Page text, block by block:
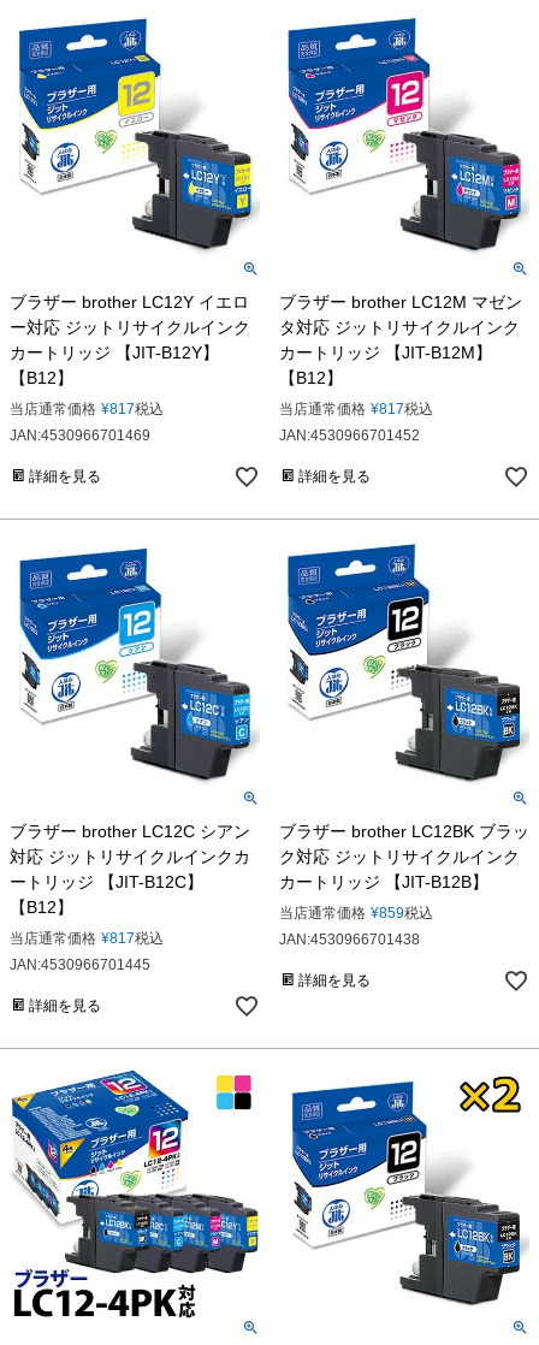
ブラザー brother LC12Y イエロ
ー対応 ジットリサイクルインク
カートリッジ 【JIT-B12Y】
【B12】
当店通常価格 ¥817税込
JAN:4530966701469
詳細を見る
ブラザー brother LC12M マゼン
タ対応 ジットリサイクルインク
カートリッジ 【JIT-B12M】
【B12】
当店通常価格 ¥817税込
JAN:4530966701452
詳細を見る
ブラザー brother LC12C シアン
対応 ジットリサイクルインクカ
ートリッジ 【JIT-B12C】
【B12】
当店通常価格 ¥817税込
JAN:4530966701445
詳細を見る
ブラザー brother LC12BK ブラッ
ク対応 ジットリサイクルインク
カートリッジ 【JIT-B12B】
当店通常価格 ¥859税込
JAN:4530966701438
詳細を見る